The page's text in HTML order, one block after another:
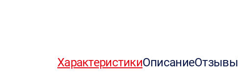
ХарактеристикиОписаниеОтзывы